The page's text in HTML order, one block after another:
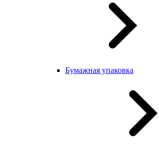
Бумажная упаковка